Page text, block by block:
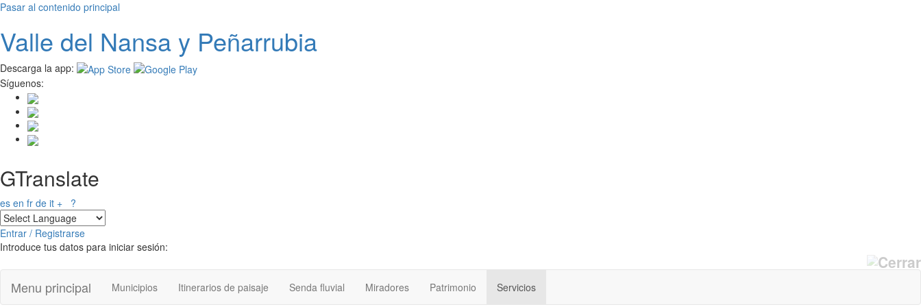
Pasar al contenido principal
Valle del Nansay Peñarrubia
Descarga la app:
Síguenos:
GTranslate
es en fr de it + ?
Entrar / Registrarse
Introduce tus datos para iniciar sesión:
Menu principal Municipios Itinerarios de paisaje Senda fluvial Miradores Patrimonio Servicios